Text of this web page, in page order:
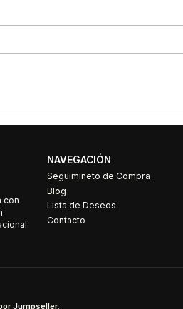
con
NAVEGACIÓN
Seguimineto de Compra
Blog
Lista de Deseos
Contacto
Jumpseller.